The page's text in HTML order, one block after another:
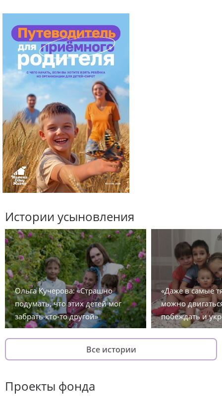
Истории усыновления
Ольга Кучерова: «Страшно
подумать, что этих детей мог
забрать кто-то другой»
«Даже в самые
можно
побеждать и
Все истории
Проекты фонда